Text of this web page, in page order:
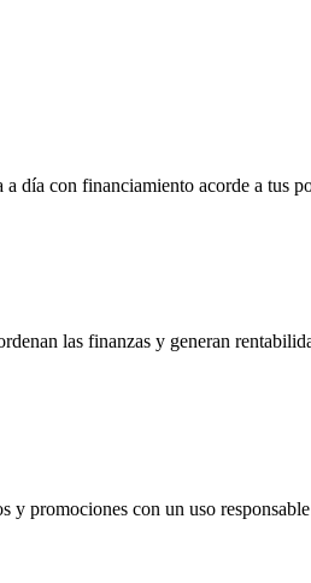
día con financiamiento acorde a tus
las finanzas y generan
y promociones con un uso